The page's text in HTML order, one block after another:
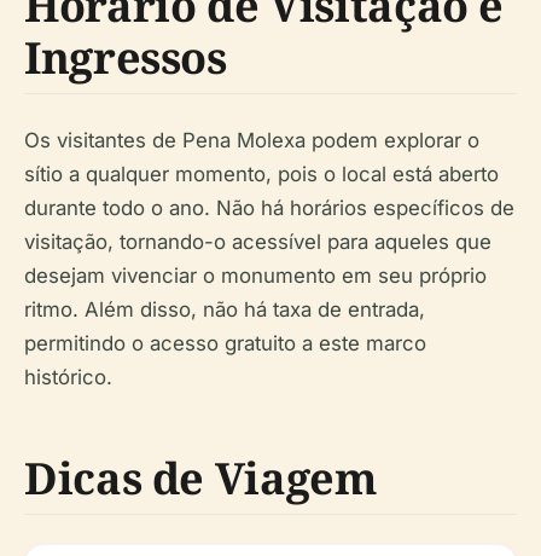
Ingressos
Os visitantes de Pena Molexa podem explorar o
sítio a qualquer momento, pois o local está aberto
durante todo o ano. Não há horários específicos de
visitação, tornando-o acessível para aqueles que
desejam vivenciar o monumento em seu próprio
ritmo. Além disso, não há taxa de entrada,
permitindo o acesso gratuito a este marco
histórico.
Dicas de Viagem